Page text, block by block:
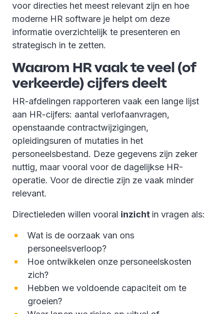
voor directies het meest relevant zijn en hoe
moderne HR software je helpt om deze
informatie overzichtelijk te presenteren en
strategisch in te zetten.
Waarom HR vaak te veel (of
verkeerde) cijfers deelt
HR-afdelingen rapporteren vaak een lange lijst
aan HR-cijfers: aantal verlofaanvragen,
openstaande contractwijzigingen,
opleidingsuren of mutaties in het
personeelsbestand. Deze gegevens zijn zeker
nuttig, maar vooral voor de dagelijkse HR-
operatie. Voor de directie zijn ze vaak minder
relevant.
Directieleden willen vooral inzicht in vragen als:
Wat is de oorzaak van ons
personeelsverloop?
Hoe ontwikkelen onze personeelskosten
zich?
Hebben we voldoende capaciteit om te
groeien?